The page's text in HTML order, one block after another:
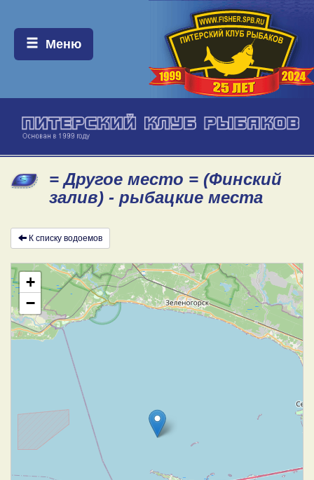
Меню:
Меню
= Другое место = (Финский
залив) - рыбацкие места
К списку водоемов
+
−